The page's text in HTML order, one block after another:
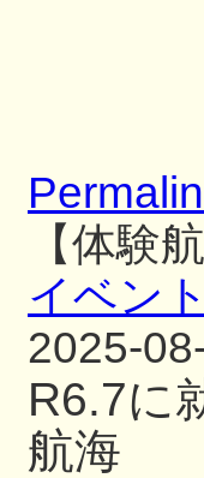
【体験
イベン
2025-
R6.7に
航海